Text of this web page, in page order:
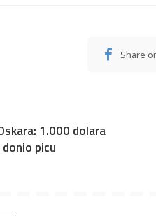
Share
1.000 dolara
picu